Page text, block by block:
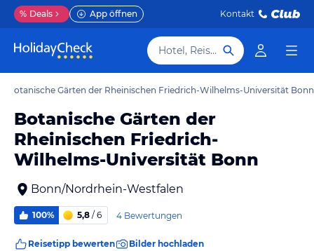
% Deals App öffnen Kontakt
Hotel, Reiseziel
Botanische Gärten der Rheinischen Friedrich-Wilhelms-Universität Bonn
Botanische Gärten der
Rheinischen Friedrich-
Wilhelms-Universität Bonn
Bonn/Nordrhein-Westfalen
100% 5,8 / 6 4 Bewertungen
Reisetipp bewerten Bilder hochladen